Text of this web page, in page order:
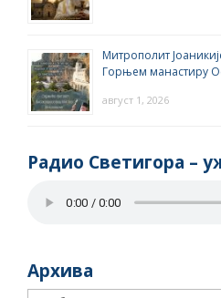
Митрополит
Горњем манастиру
август 1, 2026
Радио Светигора –
Архива